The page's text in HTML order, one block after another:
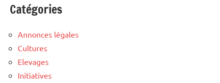
Catégories
Annonces légales
Cultures
Elevages
Initiatives